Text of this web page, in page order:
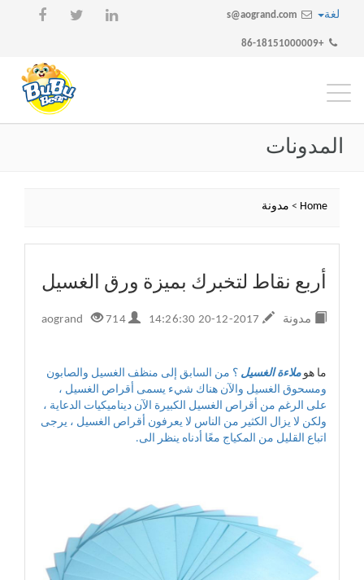
لغة s@aogrand.com
+86-18151000009
تبديل
المدونات
Home
> مدونة
أربع نقاط لتخبرك بميزة ورق الغسيل
مدونة aogrand
714
ما هوملاءة الغسيل ؟ من السابق إلى منظف الغسيل والصابون
ومسحوق الغسيل والآن هناك شيء يسمى أقراص الغسيل ،
على الرغم من أقراص الغسيل الكبيرة الآن ديناميكيات الدعاية ،
ولكن لا يزال الكثير من الناس لا يعرفون أقراص الغسيل ، يرجى
اتباع القليل من المكياج معًا أدناه ينظر الى.